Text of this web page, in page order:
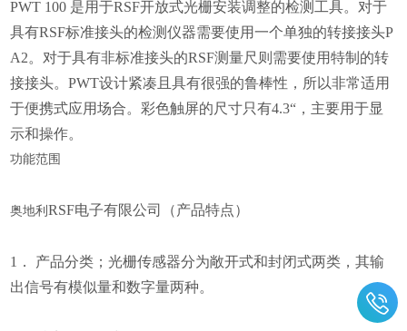
PWT 100 是用于RSF开放式光栅安装调整的检测工具。对于
具有RSF标准接头的检测仪器需要使用一个单独的转接接头P
A2。对于具有非标准接头的RSF测量尺则需要使用特制的转
接接头。PWT设计紧凑且具有很强的鲁棒性，所以非常适用
于便携式应用场合。彩色触屏的尺寸只有4.3“，主要用于显
示和操作。
功能范围
奥地利RSF电子有限公司（产品特点）
1． 产品分类；光栅传感器分为敞开式和封闭式两类，其输
出信号有模似量和数字量两种。